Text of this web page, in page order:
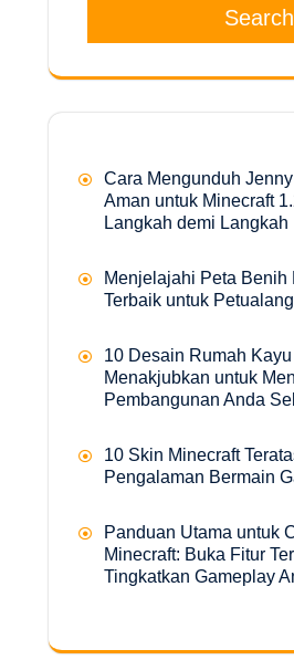
Search
Cara Mengunduh
Aman untuk Minecraft
Langkah demi Langkah
Menjelajahi Peta Benih
Terbaik untuk
10 Desain Rumah
Menakjubkan untuk
Pembangunan Anda
10 Skin Minecraft
Pengalaman Bermain
Panduan Utama untuk
Minecraft: Buka Fitur
Tingkatkan Gameplay